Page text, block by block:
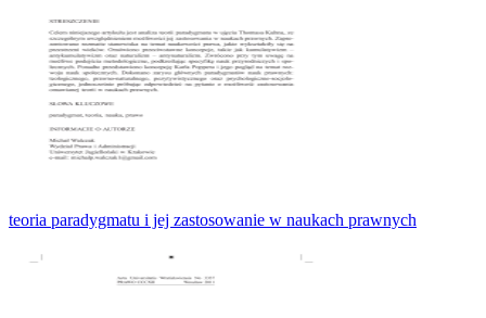
teoria paradygmatu i jej zastosowanie w naukach prawnych